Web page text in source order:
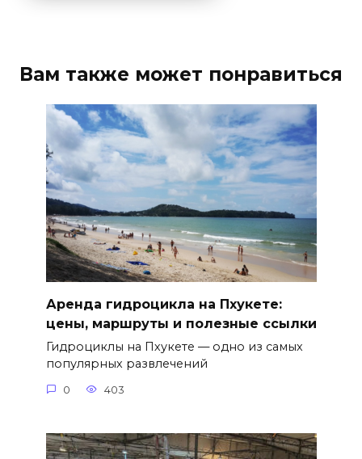
Вам также может понравиться
Аренда гидроцикла на Пхукете:
цены, маршруты и полезные ссылки
Гидроциклы на Пхукете — одно из самых
популярных развлечений
0 403